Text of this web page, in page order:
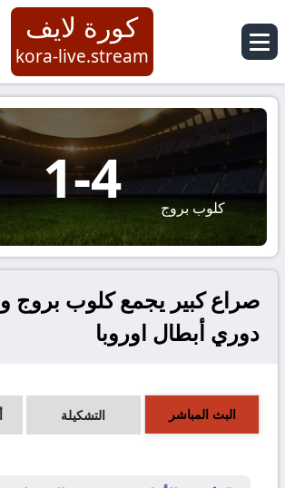
كورة لايف
kora-live.stream
كلوب بروج 4
-
1
صراع كبير يجمع كلوب بروج
دوري أبطال اوروبا
البث المباشر التشكيلة